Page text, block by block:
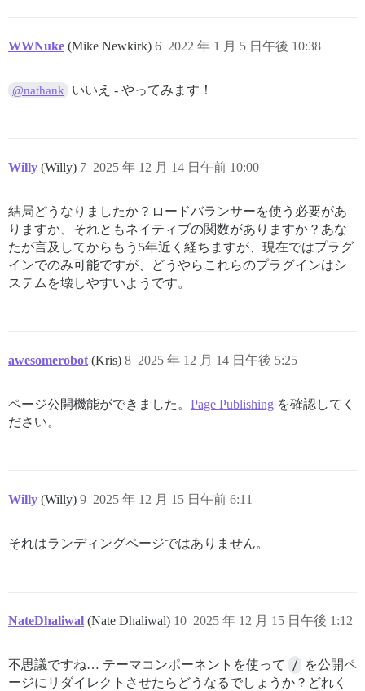
WWNuke (Mike Newkirk) 2022 年 1 月 5 日午後 10:38
6
@nathank いいえ - やってみます！
Willy (Willy) 2025 年 12 月 14 日午前 10:00
7
結局どうなりましたか？ロードバランサーを使う必要があ
りますか、それともネイティブの関数がありますか？あな
たが言及してからもう5年近く経ちますが、現在ではプラグ
インでのみ可能ですが、どうやらこれらのプラグインはシ
ステムを壊しやすいようです。
awesomerobot (Kris) 2025 年 12 月 14 日午後 5:25
8
ページ公開機能ができました。 Page Publishing を確認してく
ださい。
Willy (Willy) 2025 年 12 月 15 日午前 6:11
9
それはランディングページではありません。
NateDhaliwal (Nate Dhaliwal) 2025 年 12 月 15 日午後 1:12
10
不思議ですね… テーマコンポーネントを使って / を公開ペ
ージにリダイレクトさせたらどうなるでしょうか？どれく